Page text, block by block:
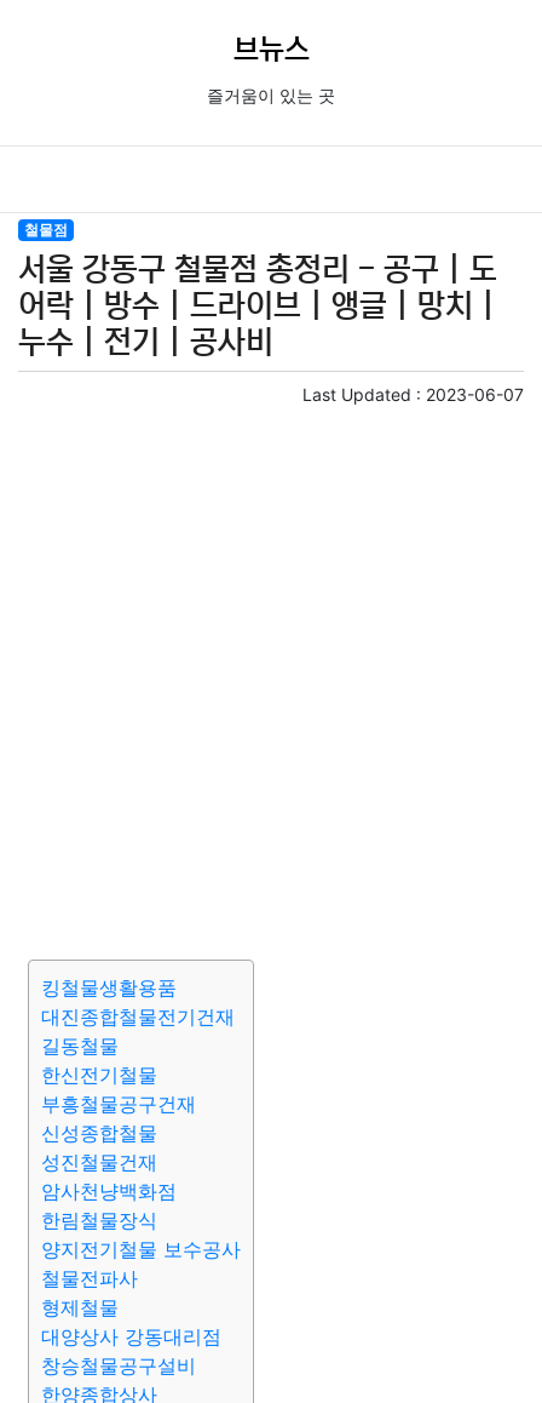
브뉴스
즐거움이 있는 곳
철물점
서울 강동구 철물점 총정리 - 공구 | 도
어락 | 방수 | 드라이브 | 앵글 | 망치 |
누수 | 전기 | 공사비
Last Updated : 2023-06-07
킹철물생활용품
대진종합철물전기건재
길동철물
한신전기철물
부흥철물공구건재
신성종합철물
성진철물건재
암사천냥백화점
한림철물장식
양지전기철물 보수공사
철물전파사
형제철물
대양상사 강동대리점
창승철물공구설비
한양종합상사